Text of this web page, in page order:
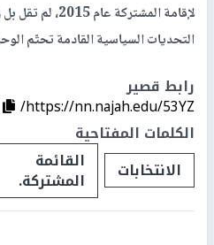
لإقامة المشتركة
التحديات السياسية القادمة تحتّم
رابط قصير
https://nn.najah.edu/53YZ/
الكلمات المفتاحية
الانتخابات
القائمة
المشتركة.